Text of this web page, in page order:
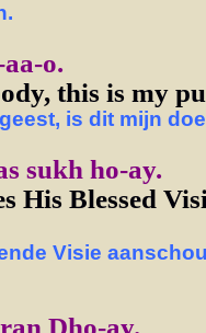
o.
this is my
is dit mijn
sukh ho-ay.
His Blessed
Visie
Dho-ay.